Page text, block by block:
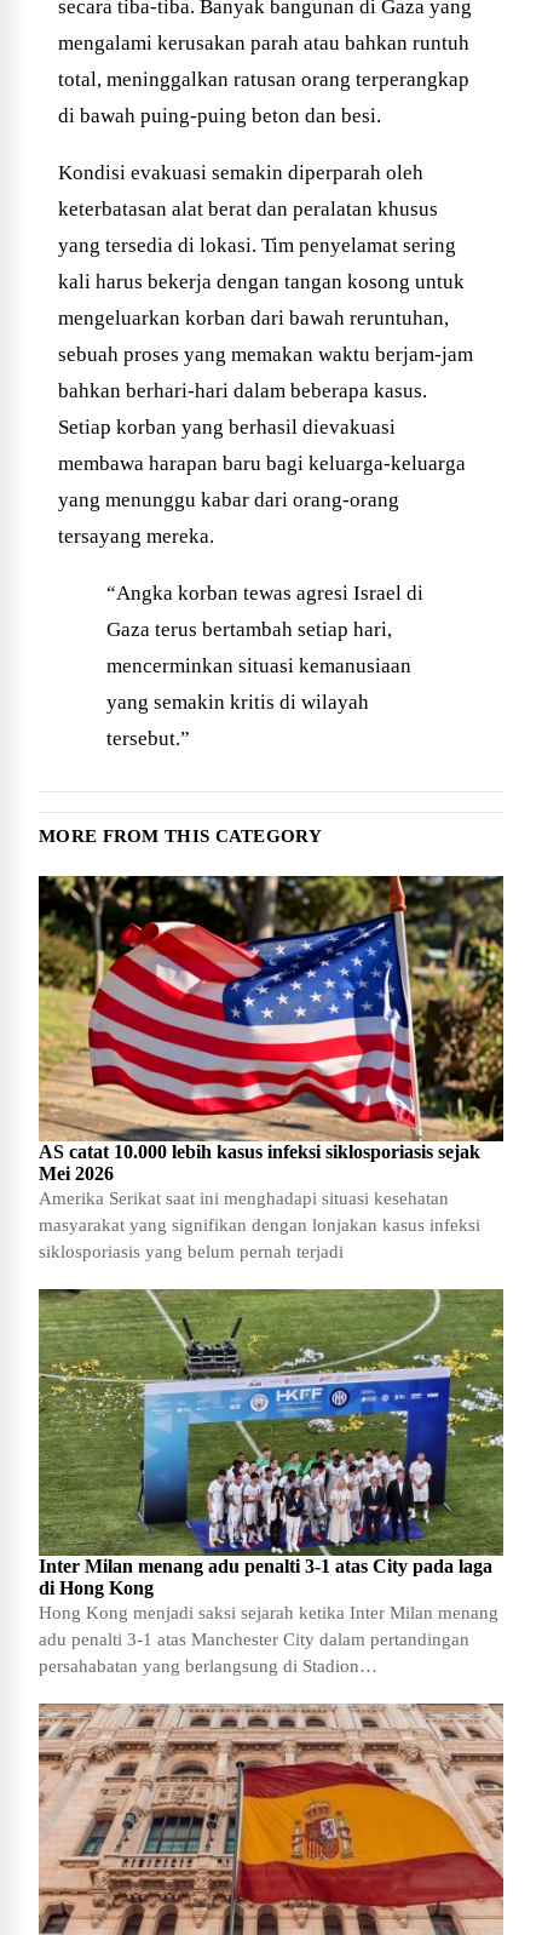
secara tiba-tiba. Banyak bangunan di Gaza yang
mengalami kerusakan parah atau bahkan runtuh
total, meninggalkan ratusan orang terperangkap
di bawah puing-puing beton dan besi.
Kondisi evakuasi semakin diperparah oleh
keterbatasan alat berat dan peralatan khusus
yang tersedia di lokasi. Tim penyelamat sering
kali harus bekerja dengan tangan kosong untuk
mengeluarkan korban dari bawah reruntuhan,
sebuah proses yang memakan waktu berjam-jam
bahkan berhari-hari dalam beberapa kasus.
Setiap korban yang berhasil dievakuasi
membawa harapan baru bagi keluarga-keluarga
yang menunggu kabar dari orang-orang
tersayang mereka.
“Angka korban tewas agresi Israel di
Gaza terus bertambah setiap hari,
mencerminkan situasi kemanusiaan
yang semakin kritis di wilayah
tersebut.”
MORE FROM THIS CATEGORY
AS catat 10.000 lebih kasus infeksi siklosporiasis sejak
Mei 2026
Amerika Serikat saat ini menghadapi situasi kesehatan
masyarakat yang signifikan dengan lonjakan kasus infeksi
siklosporiasis yang belum pernah terjadi
Inter Milan menang adu penalti 3-1 atas City pada laga
di Hong Kong
Hong Kong menjadi saksi sejarah ketika Inter Milan menang
adu penalti 3-1 atas Manchester City dalam pertandingan
persahabatan yang berlangsung di Stadion…